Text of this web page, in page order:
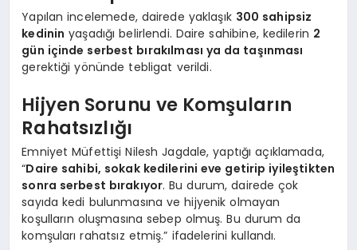
Yapılan incelemede, dairede yaklaşık 300 sahipsiz
kedinin yaşadığı belirlendi. Daire sahibine, kedilerin 2
gün içinde serbest bırakılması ya da taşınması
gerektiği yönünde tebligat verildi.
Hijyen Sorunu ve Komşuların
Rahatsızlığı
Emniyet Müfettişi Nilesh Jagdale, yaptığı açıklamada,
“Daire sahibi, sokak kedilerini eve getirip iyileştikten
sonra serbest bırakıyor. Bu durum, dairede çok
sayıda kedi bulunmasına ve hijyenik olmayan
koşulların oluşmasına sebep olmuş. Bu durum da
komşuları rahatsız etmiş.” ifadelerini kullandı.